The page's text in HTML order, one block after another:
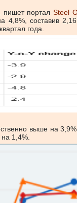
пишет порталSteel
4,8%, составив
года.
выше на
1,4%.